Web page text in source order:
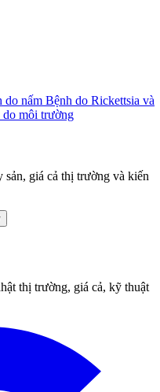
do nấm Bệnh do Rickettsia và
do môi trường
giá cả thị trường và kiến
thị trường, giá cả, kỹ thuật